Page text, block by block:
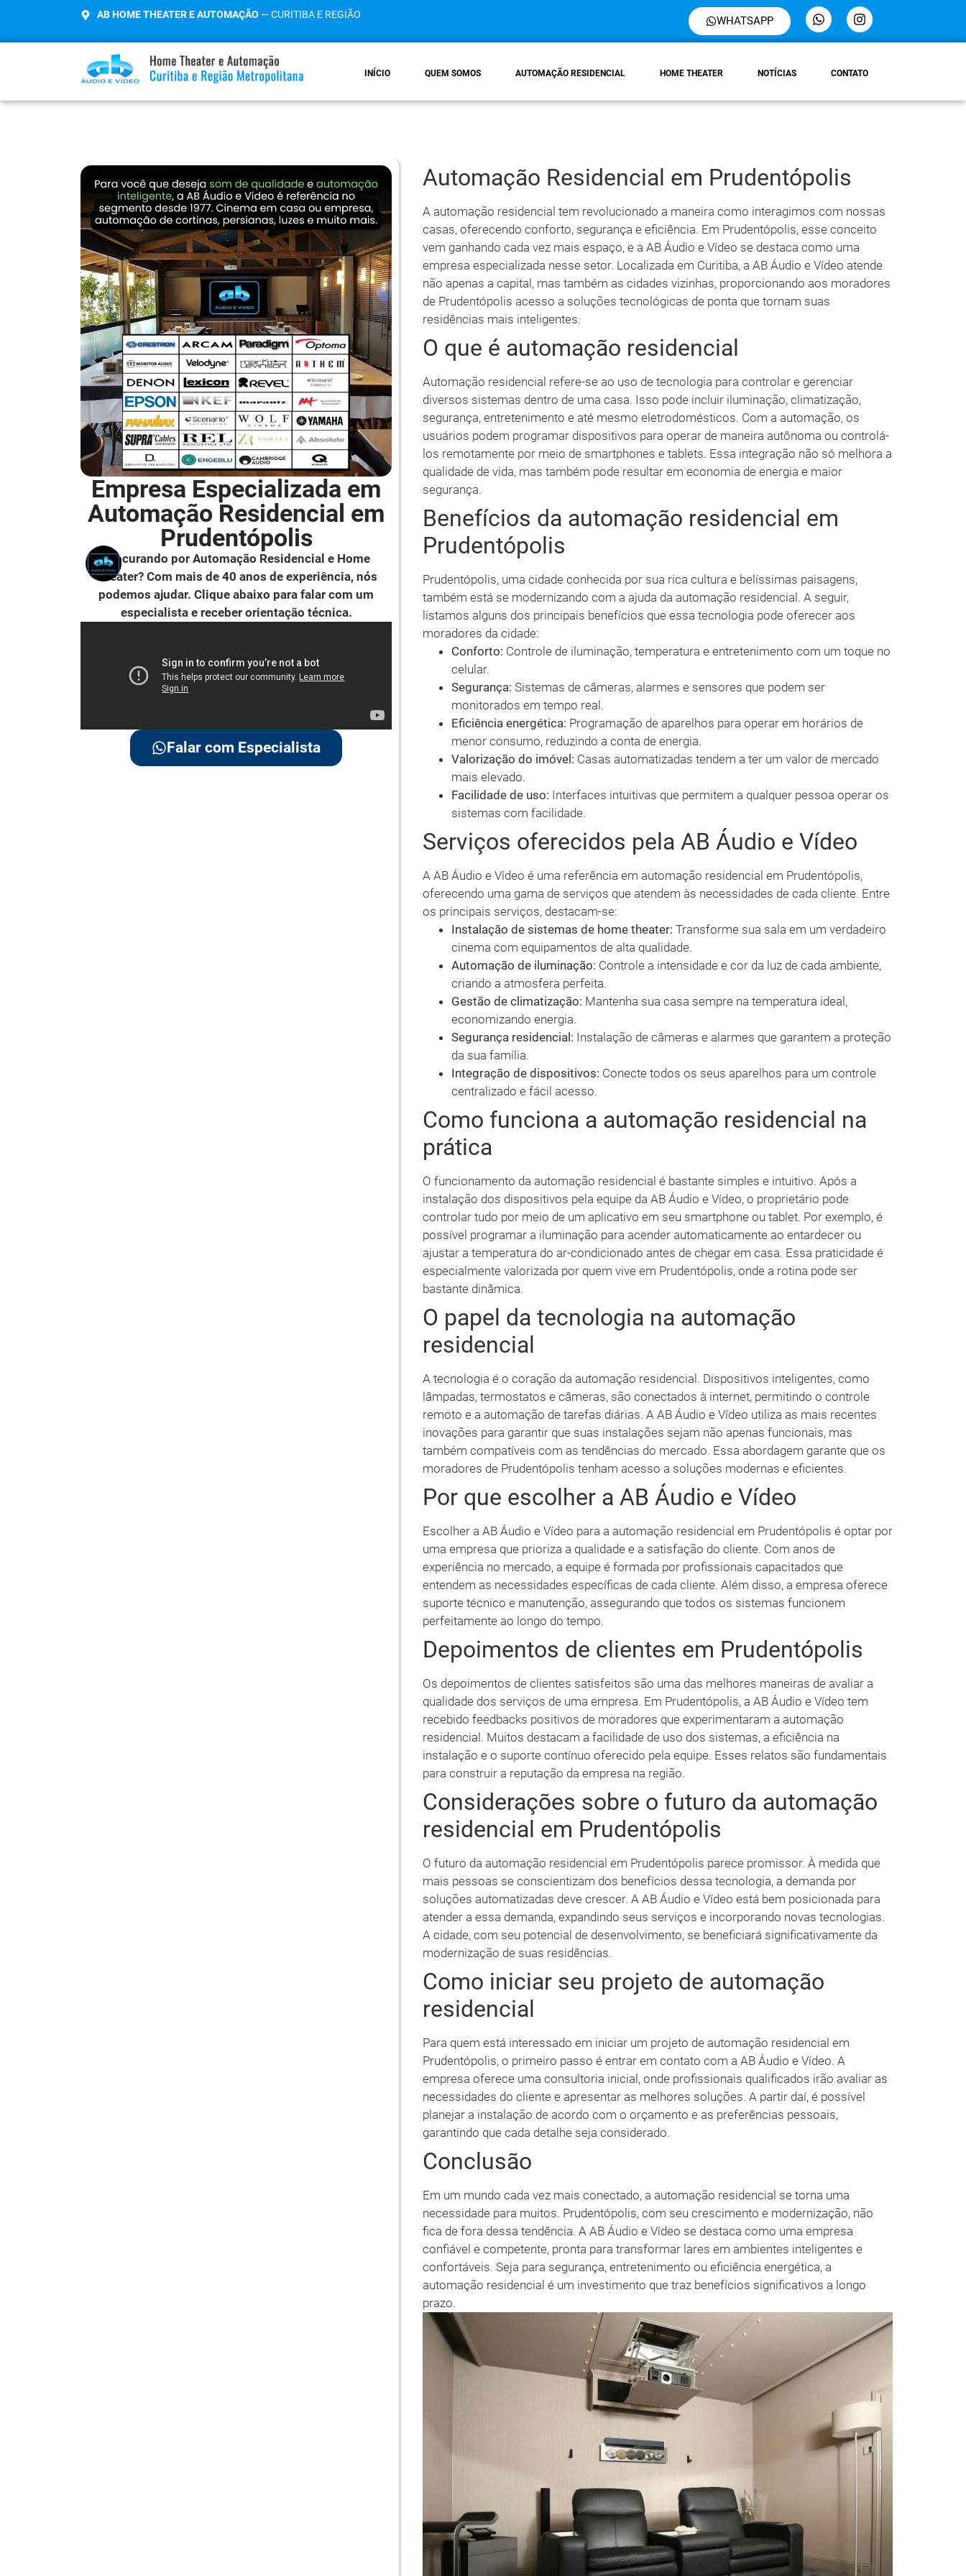
AB HOME THEATER E AUTOMAÇÃO — CURITIBA E REGIÃO WHATSAPP
INÍCIO QUEM SOMOS AUTOMAÇÃO RESIDENCIAL HOME THEATER NOTÍCIAS CONTATO
Empresa Especializada em
Automação Residencial em
Prudentópolis
Procurando por Automação Residencial e Home
Theater? Com mais de 40 anos de experiência, nós
podemos ajudar. Clique abaixo para falar com um
especialista e receber orientação técnica.
Falar com Especialista
Automação Residencial em Prudentópolis
A automação residencial tem revolucionado a maneira como interagimos com nossas
casas, oferecendo conforto, segurança e eficiência. Em Prudentópolis, esse conceito
vem ganhando cada vez mais espaço, e a AB Áudio e Vídeo se destaca como uma
empresa especializada nesse setor. Localizada em Curitiba, a AB Áudio e Vídeo atende
não apenas a capital, mas também as cidades vizinhas, proporcionando aos moradores
de Prudentópolis acesso a soluções tecnológicas de ponta que tornam suas
residências mais inteligentes.
O que é automação residencial
Automação residencial refere-se ao uso de tecnologia para controlar e gerenciar
diversos sistemas dentro de uma casa. Isso pode incluir iluminação, climatização,
segurança, entretenimento e até mesmo eletrodomésticos. Com a automação, os
usuários podem programar dispositivos para operar de maneira autônoma ou controlá-
los remotamente por meio de smartphones e tablets. Essa integração não só melhora a
qualidade de vida, mas também pode resultar em economia de energia e maior
segurança.
Benefícios da automação residencial em
Prudentópolis
Prudentópolis, uma cidade conhecida por sua rica cultura e belíssimas paisagens,
também está se modernizando com a ajuda da automação residencial. A seguir,
listamos alguns dos principais benefícios que essa tecnologia pode oferecer aos
moradores da cidade:
Conforto: Controle de iluminação, temperatura e entretenimento com um toque no
celular.
Segurança: Sistemas de câmeras, alarmes e sensores que podem ser
monitorados em tempo real.
Eficiência energética: Programação de aparelhos para operar em horários de
menor consumo, reduzindo a conta de energia.
Valorização do imóvel: Casas automatizadas tendem a ter um valor de mercado
mais elevado.
Facilidade de uso: Interfaces intuitivas que permitem a qualquer pessoa operar os
sistemas com facilidade.
Serviços oferecidos pela AB Áudio e Vídeo
A AB Áudio e Vídeo é uma referência em automação residencial em Prudentópolis,
oferecendo uma gama de serviços que atendem às necessidades de cada cliente. Entre
os principais serviços, destacam-se:
Instalação de sistemas de home theater: Transforme sua sala em um verdadeiro
cinema com equipamentos de alta qualidade.
Automação de iluminação: Controle a intensidade e cor da luz de cada ambiente,
criando a atmosfera perfeita.
Gestão de climatização: Mantenha sua casa sempre na temperatura ideal,
economizando energia.
Segurança residencial: Instalação de câmeras e alarmes que garantem a proteção
da sua família.
Integração de dispositivos: Conecte todos os seus aparelhos para um controle
centralizado e fácil acesso.
Como funciona a automação residencial na
prática
O funcionamento da automação residencial é bastante simples e intuitivo. Após a
instalação dos dispositivos pela equipe da AB Áudio e Vídeo, o proprietário pode
controlar tudo por meio de um aplicativo em seu smartphone ou tablet. Por exemplo, é
possível programar a iluminação para acender automaticamente ao entardecer ou
ajustar a temperatura do ar-condicionado antes de chegar em casa. Essa praticidade é
especialmente valorizada por quem vive em Prudentópolis, onde a rotina pode ser
bastante dinâmica.
O papel da tecnologia na automação
residencial
A tecnologia é o coração da automação residencial. Dispositivos inteligentes, como
lâmpadas, termostatos e câmeras, são conectados à internet, permitindo o controle
remoto e a automação de tarefas diárias. A AB Áudio e Vídeo utiliza as mais recentes
inovações para garantir que suas instalações sejam não apenas funcionais, mas
também compatíveis com as tendências do mercado. Essa abordagem garante que os
moradores de Prudentópolis tenham acesso a soluções modernas e eficientes.
Por que escolher a AB Áudio e Vídeo
Escolher a AB Áudio e Vídeo para a automação residencial em Prudentópolis é optar por
uma empresa que prioriza a qualidade e a satisfação do cliente. Com anos de
experiência no mercado, a equipe é formada por profissionais capacitados que
entendem as necessidades específicas de cada cliente. Além disso, a empresa oferece
suporte técnico e manutenção, assegurando que todos os sistemas funcionem
perfeitamente ao longo do tempo.
Depoimentos de clientes em Prudentópolis
Os depoimentos de clientes satisfeitos são uma das melhores maneiras de avaliar a
qualidade dos serviços de uma empresa. Em Prudentópolis, a AB Áudio e Vídeo tem
recebido feedbacks positivos de moradores que experimentaram a automação
residencial. Muitos destacam a facilidade de uso dos sistemas, a eficiência na
instalação e o suporte contínuo oferecido pela equipe. Esses relatos são fundamentais
para construir a reputação da empresa na região.
Considerações sobre o futuro da automação
residencial em Prudentópolis
O futuro da automação residencial em Prudentópolis parece promissor. À medida que
mais pessoas se conscientizam dos benefícios dessa tecnologia, a demanda por
soluções automatizadas deve crescer. A AB Áudio e Vídeo está bem posicionada para
atender a essa demanda, expandindo seus serviços e incorporando novas tecnologias.
A cidade, com seu potencial de desenvolvimento, se beneficiará significativamente da
modernização de suas residências.
Como iniciar seu projeto de automação
residencial
Para quem está interessado em iniciar um projeto de automação residencial em
Prudentópolis, o primeiro passo é entrar em contato com a AB Áudio e Vídeo. A
empresa oferece uma consultoria inicial, onde profissionais qualificados irão avaliar as
necessidades do cliente e apresentar as melhores soluções. A partir daí, é possível
planejar a instalação de acordo com o orçamento e as preferências pessoais,
garantindo que cada detalhe seja considerado.
Conclusão
Em um mundo cada vez mais conectado, a automação residencial se torna uma
necessidade para muitos. Prudentópolis, com seu crescimento e modernização, não
fica de fora dessa tendência. A AB Áudio e Vídeo se destaca como uma empresa
confiável e competente, pronta para transformar lares em ambientes inteligentes e
confortáveis. Seja para segurança, entretenimento ou eficiência energética, a
automação residencial é um investimento que traz benefícios significativos a longo
prazo.